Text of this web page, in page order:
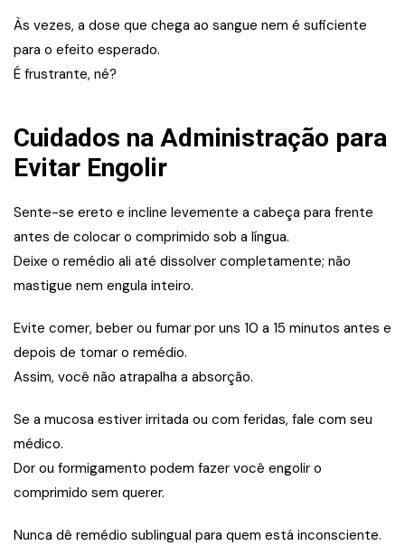
Às vezes, a dose que chega ao sangue nem é suficiente
para o efeito esperado.
É frustrante, né?
Cuidados na Administração para
Evitar Engolir
Sente-se ereto e incline levemente a cabeça para frente
antes de colocar o comprimido sob a língua.
Deixe o remédio ali até dissolver completamente; não
mastigue nem engula inteiro.
Evite comer, beber ou fumar por uns 10 a 15 minutos antes e
depois de tomar o remédio.
Assim, você não atrapalha a absorção.
Se a mucosa estiver irritada ou com feridas, fale com seu
médico.
Dor ou formigamento podem fazer você engolir o
comprimido sem querer.
Nunca dê remédio sublingual para quem está inconsciente.